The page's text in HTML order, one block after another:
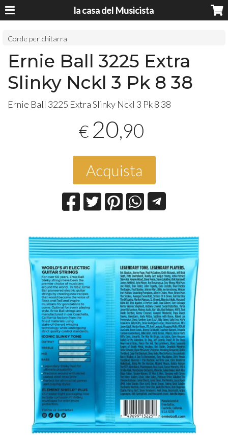
la casa del Musicista
Corde per chitarra
Ernie Ball 3225 Extra
Slinky Nckl 3 Pk 8 38
Ernie Ball 3225 Extra Slinky Nckl 3 Pk 8 38
€ 20,90
Acquista